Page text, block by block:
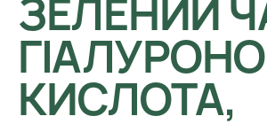
ЗЕЛЕНИЙ
КИСЛОТА,